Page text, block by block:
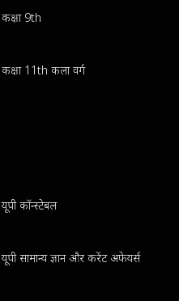
कक्षा 9th
कक्षा 11th कला वर्ग
यूपी कॉन्स्टेबल
यूपी सामान्य ज्ञान और करेंट अफेयर्स